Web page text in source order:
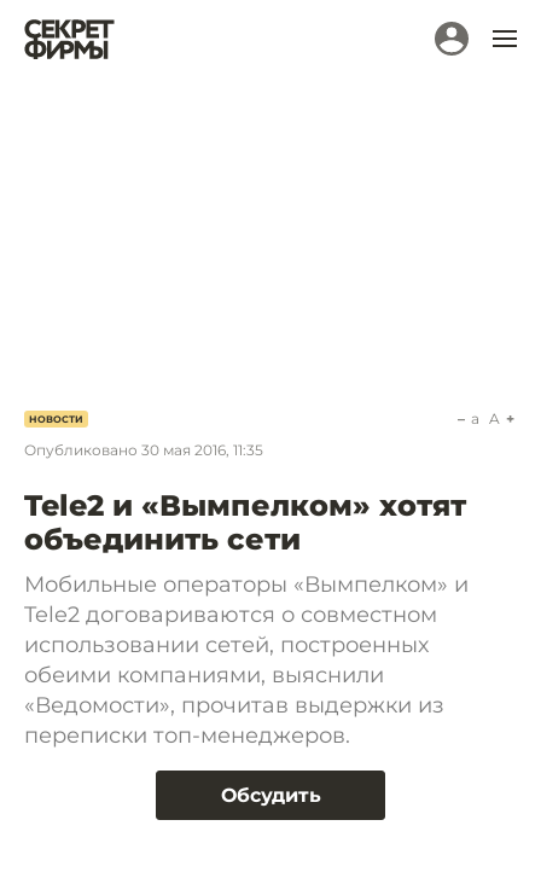
НОВОСТИ
Опубликовано 30 мая 2016, 11:35
a A
Tele2 и «Вымпелком» хотят
объединить сети
Мобильные операторы «Вымпелком» и
Tele2 договариваются о совместном
использовании сетей, построенных
обеими компаниями, выяснили
«Ведомости», прочитав выдержки из
переписки топ-менеджеров.
Обсудить